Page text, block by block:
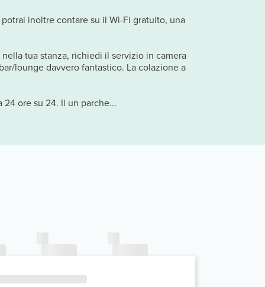
inoltre contare su il Wi-Fi gratuito, una
tua stanza, richiedi il servizio in camera
lounge davvero fantastico. La colazione a
ore su 24. Il un parche...